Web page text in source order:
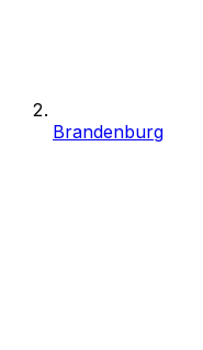
Brandenburg